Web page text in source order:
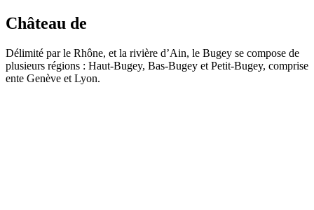
Château de
Délimité par le Rhône, et la rivière d’Ain, le Bugey se compose de
plusieurs régions : Haut-Bugey, Bas-Bugey et Petit-Bugey, comprise
ente Genève et Lyon.